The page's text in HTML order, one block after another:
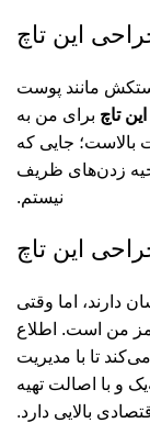
این‌ تاچ
مانند پوست
تاچ برای من به
بالاست؛ جایی که
زدن‌های ظریف
نیستم.
این‌ تاچ
دارند، اما وقتی
من است. اطلاع
تا با مدیریت
و با اصالت تهیه
بالایی دارد.